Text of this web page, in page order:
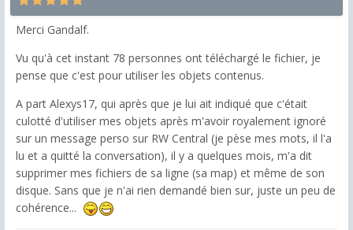
Merci Gandalf.
Vu qu'à cet instant 78 personnes ont téléchargé le fichier, je
pense que c'est pour utiliser les objets contenus.
A part Alexys17, qui après que je lui ait indiqué que c'était
culotté d'utiliser mes objets après m'avoir royalement ignoré
sur un message perso sur RW Central (je pèse mes mots, il l'a
lu et a quitté la conversation), il y a quelques mois, m'a dit
supprimer mes fichiers de sa ligne (sa map) et même de son
disque. Sans que je n'ai rien demandé bien sur, juste un peu de
cohérence...